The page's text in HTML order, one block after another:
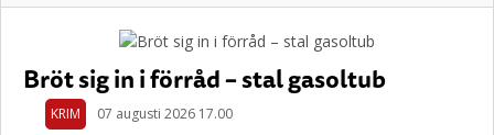
Bröt sig in i förråd – stal gasoltub
KRIM 07 augusti 2026 17.00